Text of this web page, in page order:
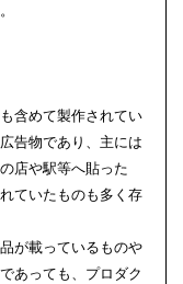
含めて製作されてい
告物であり、主には
店や駅等へ貼った
ていたものも多く存
が載っているものや
あっても、プロダク